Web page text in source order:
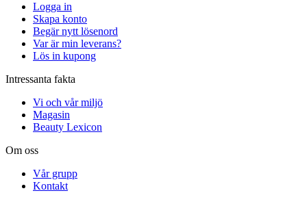
Logga in
Skapa konto
Begär nytt lösenord
Var är min leverans?
Lös in kupong
Intressanta fakta
Vi och vår miljö
Magasin
Beauty Lexicon
Om oss
Vår grupp
Kontakt